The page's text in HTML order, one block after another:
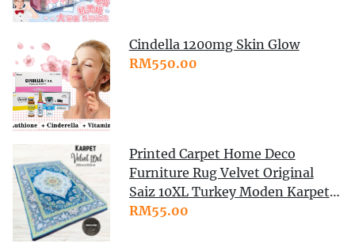
Cute Girl Gift
Cindella 1200mg Skin Glow
RM550.00
Printed Carpet Home Deco
Furniture Rug Velvet Original
Saiz 10XL Turkey Moden Karpet
Ruangan Meja Makan
RM55.00